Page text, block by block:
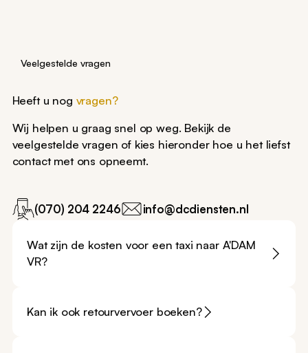
Veelgestelde vragen
Heeft u nog vragen?
Wij helpen u graag snel op weg. Bekijk de
veelgestelde vragen of kies hieronder hoe u het liefst
contact met ons opneemt.
(070) 204 2246 info@dcdiensten.nl
Wat zijn de kosten voor een taxi naar A'DAM
VR?
Kan ik ook retourvervoer boeken?